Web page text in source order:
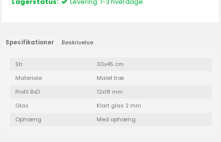
Specifikationer Beskrivelse
Str
30x45 cm
Materiale
Malet træ
Profil BxD
12x18 mm
Glas
Klart glas 2 mm
Ophæng
Med ophæng